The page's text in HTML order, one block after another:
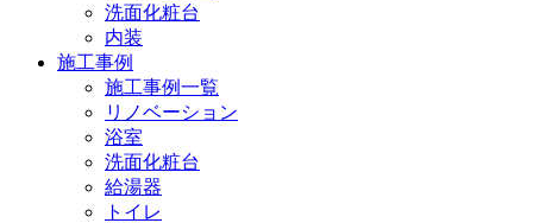
洗面化粧台
内装
施工事例
施工事例一覧
リノベーション
浴室
洗面化粧台
給湯器
トイレ